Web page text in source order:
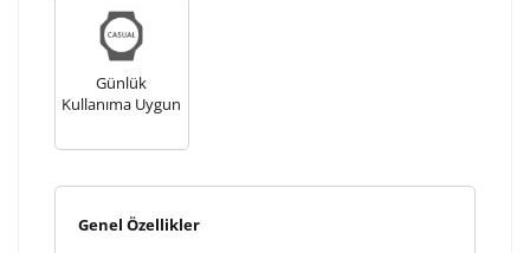
Lütfen font seçiniz
Kişiselleştirilmiş ürünlerin teslim süresi gravür işleme
Günlük
Kullanıma Uygun
Genel Özellikler